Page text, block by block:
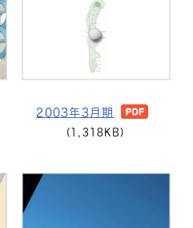
2003年3月期
(1,318KB)